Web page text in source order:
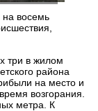
на восемь
три в жилом
района
на место и
возгорания.
метра. К